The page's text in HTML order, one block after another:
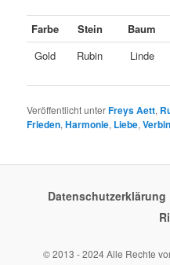
Farbe Stein Baum
Gold
Rubin Linde
Veröffentlicht unterFreys Aett,
Frieden,Harmonie, Liebe,
Datenschutzerklärung
© 2013 - 2024 Alle Rechte